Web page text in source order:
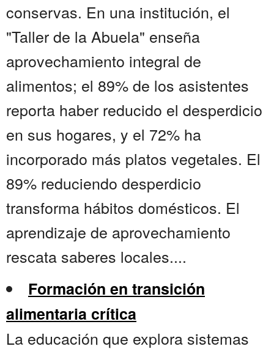
conservas. En una institución, el
"Taller de la Abuela" enseña
aprovechamiento integral de
alimentos; el 89% de los asistentes
reporta haber reducido el desperdicio
en sus hogares, y el 72% ha
incorporado más platos vegetales. El
89% reduciendo desperdicio
transforma hábitos domésticos. El
aprendizaje de aprovechamiento
rescata saberes locales....
Formación en transición
alimentaria crítica
La educación que explora sistemas